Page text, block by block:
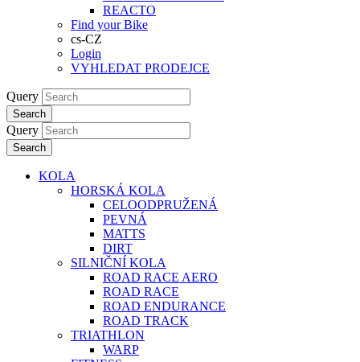
REACTO
Find your Bike
cs-CZ
Login
VYHLEDAT PRODEJCE
Query
Search
Query
Search
KOLA
HORSKÁ KOLA
CELOODPRUŽENÁ
PEVNÁ
MATTS
DIRT
SILNIČNÍ KOLA
ROAD RACE AERO
ROAD RACE
ROAD ENDURANCE
ROAD TRACK
TRIATHLON
WARP